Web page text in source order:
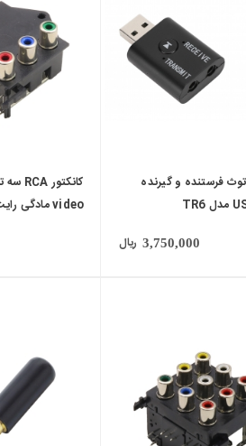
فرستنده و گیرنده
3,750,000 ریال
video مادگی رایت